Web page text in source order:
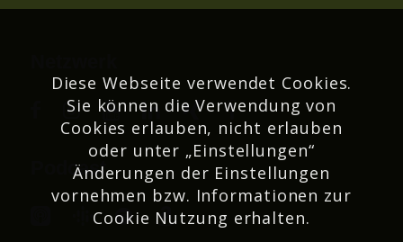
Podcast
Diese Webseite verwendet Cookies.
Sie können die Verwendung von
Cookies erlauben, nicht erlauben
oder unter „Einstellungen“
Änderungen der Einstellungen
vornehmen bzw. Informationen zur
Cookie Nutzung erhalten.